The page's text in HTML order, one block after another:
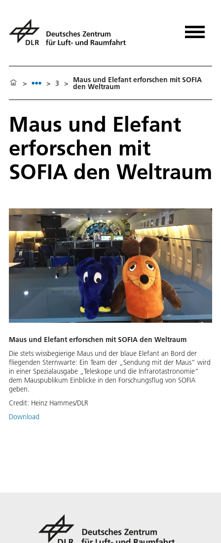
> > 3 > Maus und Elefant erforschen mit SOFIA
den Weltraum
Maus und Elefant
erforschen mit
SOFIA den Weltraum
Maus und Elefant erforschen mit SOFIA den Weltraum
Die stets wissbegierige Maus und der blaue Elefant an Bord der
fliegenden Sternwarte: Ein Team der „Sendung mit der Maus“ wird
in einer Spezialausgabe „Teleskope und die Infrarotastronomie“
dem Mauspublikum Einblicke in den Forschungsflug von SOFIA
geben.
Credit: Heinz Hammes/DLR
Download